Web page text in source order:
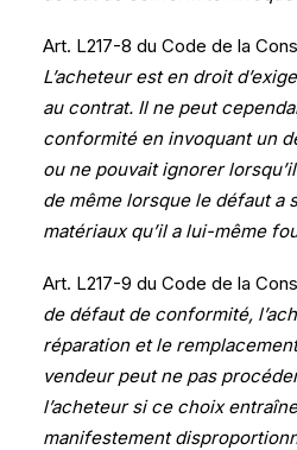
Art. L217-8 du Code de la
L’acheteur est en droit
au contrat. Il ne peut
conformité en invoquant un
ou ne pouvait ignorer
de même lorsque le défaut a
matériaux qu’il a lui-même
Art. L217-9 du Code de la
de défaut de conformité,
réparation et le
vendeur peut ne pas
l’acheteur si ce choix
manifestement